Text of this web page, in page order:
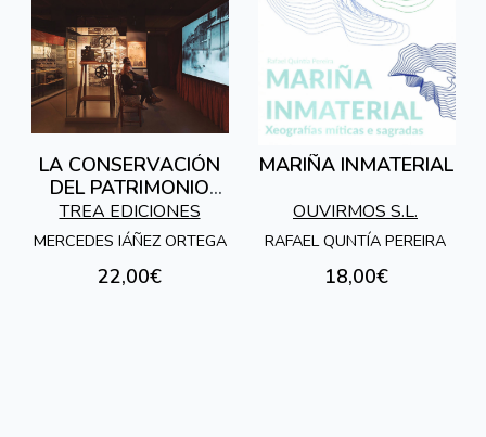
LA CONSERVACIÓN
DEL PATRIMONIO
CINEMATOGRAFICO
EN LOS MUSEOS
TREA EDICIONES
MERCEDES IÁÑEZ ORTEGA
22,00€
MARIÑA INMATERIAL
OUVIRMOS S.L.
RAFAEL QUNTÍA PEREIRA
18,00€